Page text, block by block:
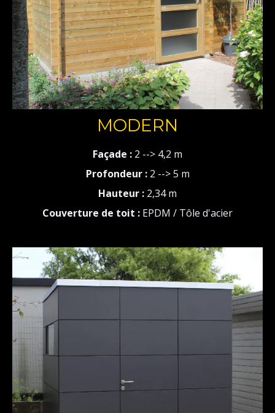
MODERN
Façade : 2 --> 4,2 m
Profondeur : 2 --> 5 m
Hauteur : 2,34 m
Couverture de toit : EPDM / Tôle d'acier